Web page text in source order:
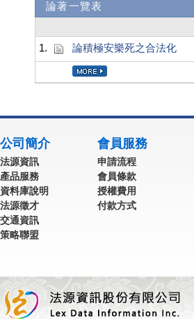
論著一覽表
1.
論積極安樂死之合法化
公司簡介
法源資訊
產品服務
資料庫說明
法源徵才
交通資訊
策略聯盟
會員服務
申請流程
會員條款
授權費用
付款方式